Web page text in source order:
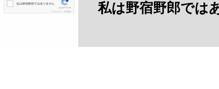
私は野宿野郎では